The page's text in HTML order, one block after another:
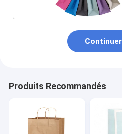
Continuer
Produits Recommandés